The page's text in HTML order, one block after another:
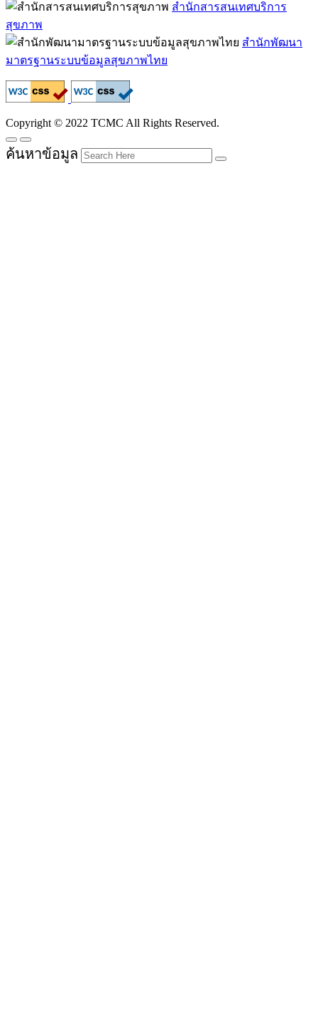
สำนักสารสนเทศบริการ
สุขภาพ
สำนักพัฒนา
มาตรฐานระบบข้อมูลสุขภาพไทย
Copyright © 2022 TCMC All Rights Reserved.
ค้นหาข้อมูล